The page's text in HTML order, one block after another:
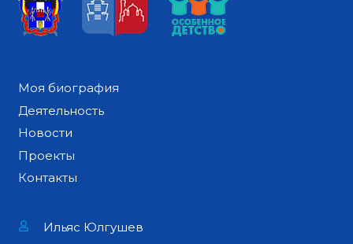
Моя биография
Деятельность
Новости
Проекты
Контакты
Ильяс Юлгушев